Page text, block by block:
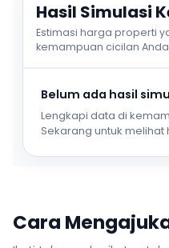
Hasil Simulasi
Estimasi harga properti
kemampuan cicilan
Belum ada hasil
Lengkapi data di
Sekarang untuk melihat
Cara